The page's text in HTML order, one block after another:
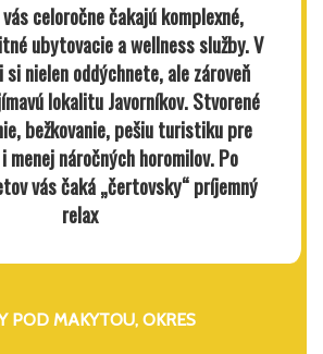
celoročne čakajú komplexné,
ubytovacie a wellness služby. V
si nielen oddýchnete, ale zároveň
lokalitu Javorníkov. Stvorené
bežkovanie, pešiu turistiku pre
menej náročných horomilov. Po
vás čaká „čertovsky“ príjemný
relax
POD MAKYTOU, OKRES